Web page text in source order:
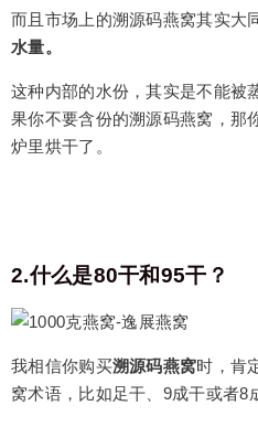
而且市场上的溯源码燕窝其实大
水量。
这种内部的水份，其实是不能被
果你不要含份的溯源码燕窝，那
炉里烘干了。
2.什么是80干和95干？
我相信你购买溯源码燕窝时，肯
窝术语，比如足干、9成干或者8